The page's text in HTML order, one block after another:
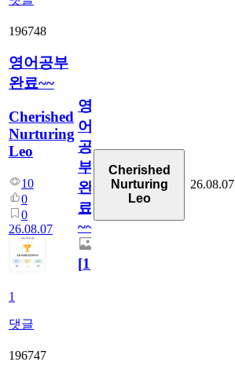
196748
영어공부
완료~~
Cherished
Nurturing
Leo
10
0
0
26.08.07
1
댓글
영
어
공
부
완
료
~~
[1]
Cherished
Nurturing
Leo
26.08.07
196747